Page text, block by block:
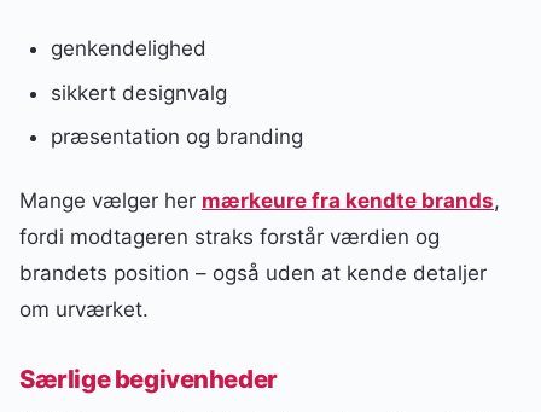
genkendelighed
sikkert designvalg
præsentation og branding
Mange vælger her mærkeure fra kendte brands,
fordi modtageren straks forstår værdien og
brandets position – også uden at kende detaljer
om urværket.
Særlige begivenheder